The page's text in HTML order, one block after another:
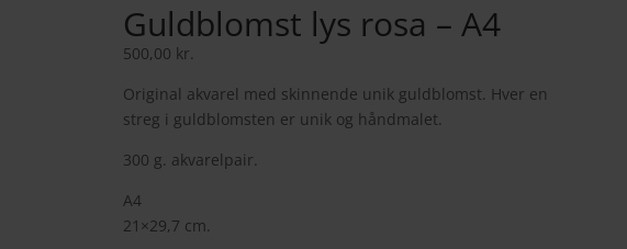
Guldblomst lys rosa – A4
500,00 kr.
Original akvarel med skinnende unik guldblomst. Hver en
streg i guldblomsten er unik og håndmalet.
300 g. akvarelpair.
A4
21×29,7 cm.